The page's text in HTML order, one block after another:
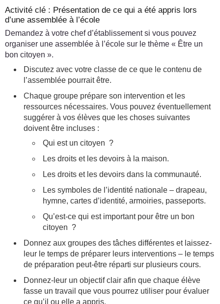
Activité clé : Présentation de ce qui a été appris lors
d’une assemblée à l’école
Demandez à votre chef d’établissement si vous pouvez
organiser une assemblée à l’école sur le thème « Être un
bon citoyen ».
Discutez avec votre classe de ce que le contenu de
l’assemblée pourrait être.
Chaque groupe prépare son intervention et les
ressources nécessaires. Vous pouvez éventuellement
suggérer à vos élèves que les choses suivantes
doivent être incluses :
Qui est un citoyen ?
Les droits et les devoirs à la maison.
Les droits et les devoirs dans la communauté.
Les symboles de l’identité nationale – drapeau,
hymne, cartes d’identité, armoiries, passeports.
Qu’est-ce qui est important pour être un bon
citoyen ?
Donnez aux groupes des tâches différentes et laissez-
leur le temps de préparer leurs interventions – le temps
de préparation peut-être réparti sur plusieurs cours.
Donnez-leur un objectif clair afin que chaque élève
fasse un travail que vous pourrez utiliser pour évaluer
ce qu’il ou elle a appris.